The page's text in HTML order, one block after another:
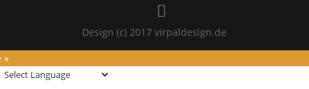
Design (c) 2017 virpaldesign.de
»